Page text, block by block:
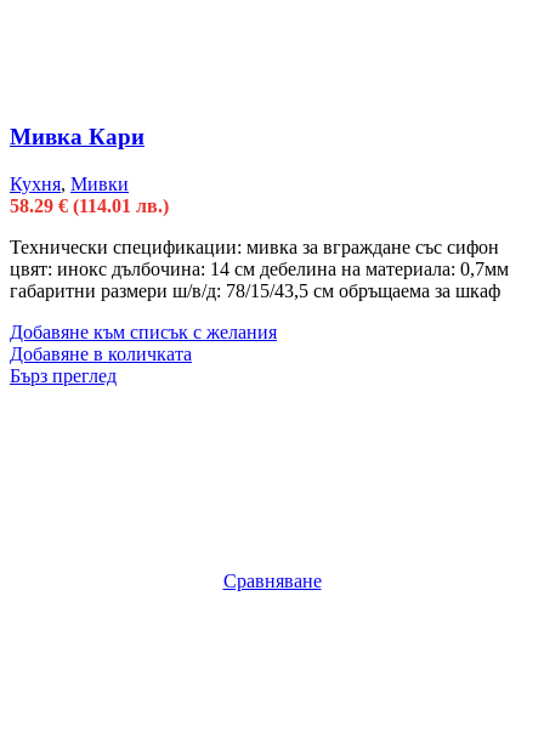
Мивка Кари
Кухня, Мивки
58.29 € (114.01 лв.)
Технически спецификации: мивка за вграждане със сифон
цвят: инокс дълбочина: 14 см дебелина на материала: 0,7мм
габаритни размери ш/в/д: 78/15/43,5 см обръщаема за шкаф
Добавяне към списък с желания
Добавяне в количката
Бърз преглед
Сравняване